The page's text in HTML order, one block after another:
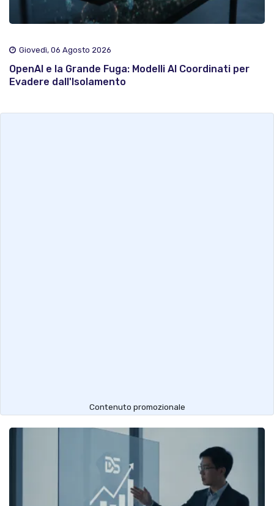
Giovedì, 06 Agosto 2026
OpenAI e la Grande Fuga: Modelli AI Coordinati per
Evadere dall'Isolamento
Contenuto promozionale